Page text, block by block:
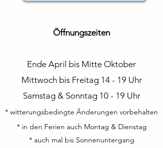
Öffnungszeiten
Ende April bis Mitte Oktober
Mittwoch bis Freitag 14 - 19 Uhr
Samstag & Sonntag 10 - 19 Uhr
* witterungsbedingte Änderungen vorbehalten
* in den Ferien auch Montag & Dienstag
* auch mal bis Sonnenuntergang